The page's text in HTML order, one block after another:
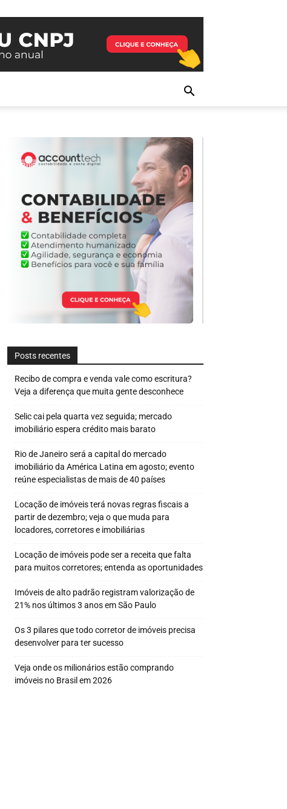
Posts recentes
Recibo de compra e venda vale como escritura?
Veja a diferença que muita gente desconhece
Selic cai pela quarta vez seguida; mercado
imobiliário espera crédito mais barato
Rio de Janeiro será a capital do mercado
imobiliário da América Latina em agosto; evento
reúne especialistas de mais de 40 países
Locação de imóveis terá novas regras fiscais a
partir de dezembro; veja o que muda para
locadores, corretores e imobiliárias
Locação de imóveis pode ser a receita que falta
para muitos corretores; entenda as oportunidades
Imóveis de alto padrão registram valorização de
21% nos últimos 3 anos em São Paulo
Os 3 pilares que todo corretor de imóveis precisa
desenvolver para ter sucesso
Veja onde os milionários estão comprando
imóveis no Brasil em 2026